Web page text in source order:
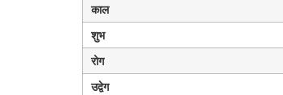
काल
शुभ
रोग
उद्वेग